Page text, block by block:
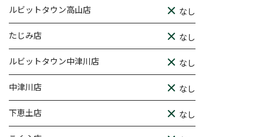
ルビットタウン高山店 なし
たじみ店 なし
ルビットタウン中津川店 なし
中津川店 なし
下恵土店 なし